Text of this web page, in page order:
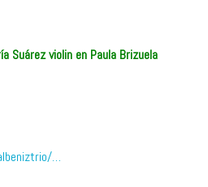
Suárez violin en Paula Brizuela
…